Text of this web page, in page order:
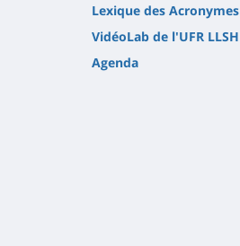
Lexique des Acronymes
VidéoLab de l'UFR LLSH
Agenda